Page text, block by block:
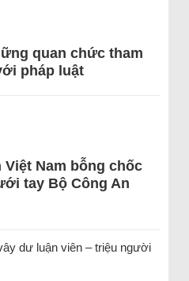
quan chức tham
pháp luật
Nam bỗng chốc
tay Bộ Công An
dư luận viên – triệu người